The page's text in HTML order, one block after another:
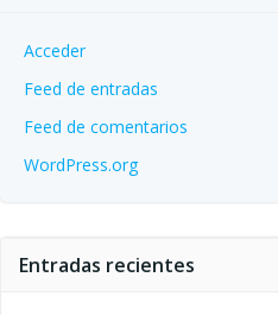
Acceder
Feed de entradas
Feed de comentarios
WordPress.org
Entradas recientes